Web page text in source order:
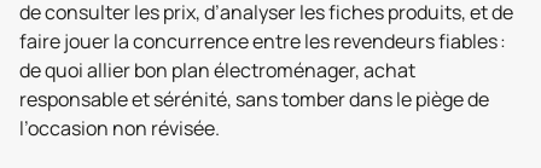
de consulter les prix, d’analyser les fiches produits, et de
faire jouer la concurrence entre les revendeurs fiables :
de quoi allier bon plan électroménager, achat
responsable et sérénité, sans tomber dans le piège de
l’occasion non révisée.